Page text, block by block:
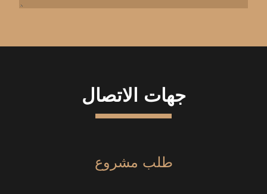
جهات الاتصال
طلب مشروع